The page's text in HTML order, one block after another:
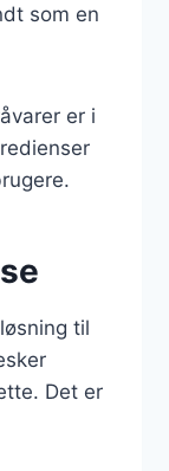
som en
er i
til
Det er